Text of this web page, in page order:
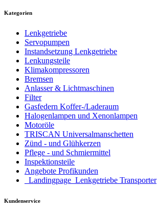
Kategorien
Lenkgetriebe
Servopumpen
Instandsetzung Lenkgetriebe
Lenkungsteile
Klimakompressoren
Bremsen
Anlasser & Lichtmaschinen
Filter
Gasfedern Koffer-/Laderaum
Halogenlampen und Xenonlampen
Motoröle
TRISCAN Universalmanschetten
Zünd - und Glühkerzen
Pflege - und Schmiermittel
Inspektionsteile
Angebote Profikunden
_Landingpage_Lenkgetriebe Transporter
Kundenservice